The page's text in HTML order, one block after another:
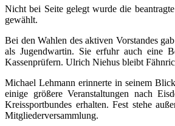
Nicht bei Seite gelegt wurde die
gewählt.
Bei den Wahlen des aktiven Vorstandes
als Jugendwartin. Sie erfuhr auch eine
Kassenprüfern. Ulrich Niehus bleibt
Michael Lehmann erinnerte in seinem
einige größere Veranstaltungen nach
Kreissportbundes erhalten. Fest stehe
Mitgliederversammlung.